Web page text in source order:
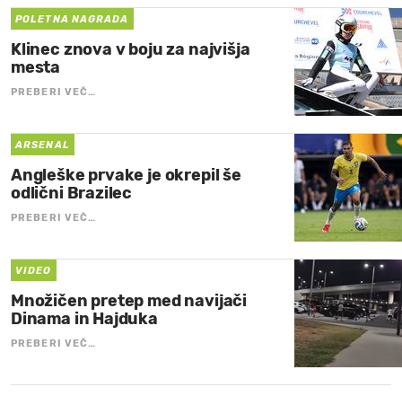
POLETNA NAGRADA
Klinec znova v boju za najvišja
mesta
PREBERI VEČ…
ARSENAL
Angleške prvake je okrepil še
odlični Brazilec
PREBERI VEČ…
VIDEO
Množičen pretep med navijači
Dinama in Hajduka
PREBERI VEČ…